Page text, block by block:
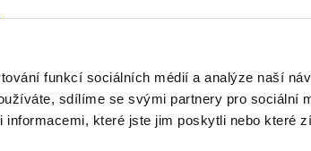
funkcí sociálních médií a analýze naší
sdílíme se svými partnery pro sociální
které jste jim poskytli nebo které
Obrana prezidentova
21. listopadu 2014